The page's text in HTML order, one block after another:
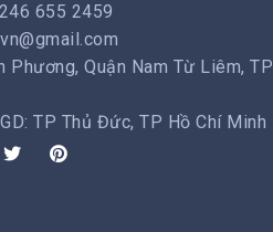
655 2459
Phương, Quận Nam Từ Liêm, TP
TP Thủ Đức, TP Hồ Chí Minh